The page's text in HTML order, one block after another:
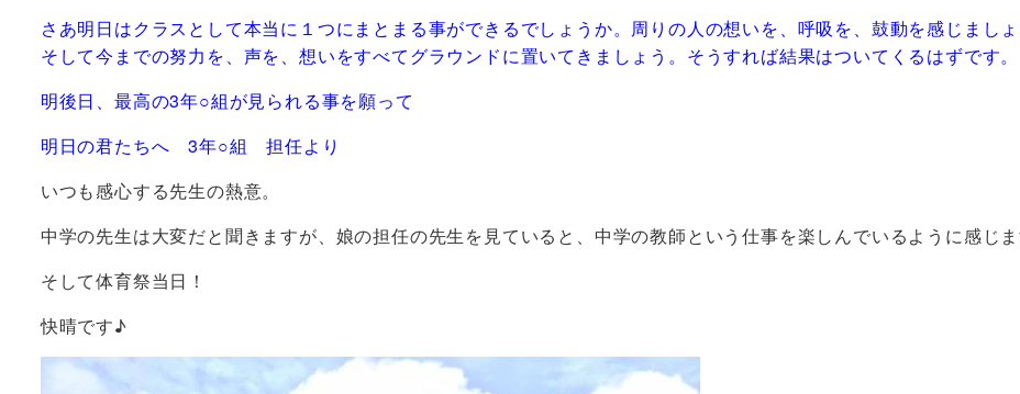
さあ明日はクラスとして本当に１つにまとまる事ができるでしょうか。周りの人の想いを、呼吸を、鼓動を感じましょ
そして今までの努力を、声を、想いをすべてグラウンドに置いてきましょう。そうすれば結果はついてくるはずです。
明後日、最高の3年○組が見られる事を願って
明日の君たちへ 3年○組 担任より
いつも感心する先生の熱意。
中学の先生は大変だと聞きますが、娘の担任の先生を見ていると、中学の教師という仕事を楽しんでいるように感じま
そして体育祭当日！
快晴です♪